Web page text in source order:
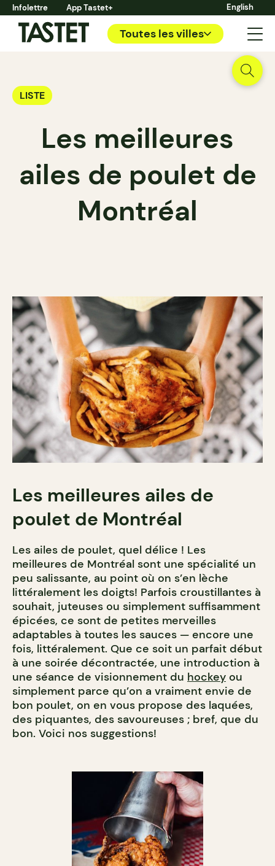
Infolettre App Tastet+ English
Toutes les villes
LISTE
Les meilleures
ailes de poulet de
Montréal
Les meilleures ailes de
poulet de Montréal
Les ailes de poulet, quel délice ! Les
meilleures de Montréal sont une spécialité un
peu salissante, au point où on s’en lèche
littéralement les doigts! Parfois croustillantes à
souhait, juteuses ou simplement suffisamment
épicées, ce sont de petites merveilles
adaptables à toutes les sauces — encore une
fois, littéralement. Que ce soit un parfait début
à une soirée décontractée, une introduction à
une séance de visionnement du hockey ou
simplement parce qu’on a vraiment envie de
bon poulet, on en vous propose des laquées,
des piquantes, des savoureuses ; bref, que du
bon. Voici nos suggestions!